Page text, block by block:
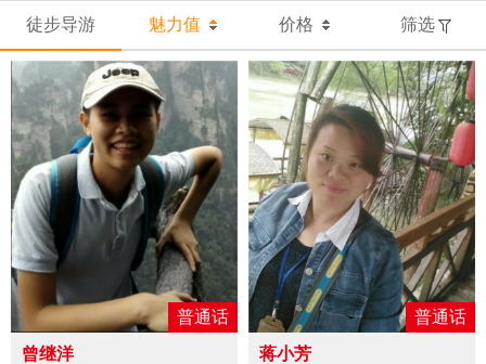
徒步导游 魅力值 价格 筛选
普通话
曾继洋
普通话
蒋小芳